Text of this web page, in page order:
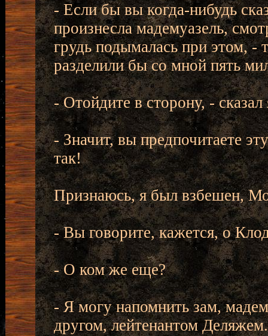
- Если бы вы когда-нибудь
произнесла мадемуазель,
грудь подымалась при этом,
разделили бы со мной пять
- Отойдите в сторону, - сказал
- Значит, вы предпочитаете
так!
Признаюсь, я был взбешен,
- Вы говорите, кажется, о
- О ком же еще?
- Я могу напомнить зам,
другом, лейтенантом